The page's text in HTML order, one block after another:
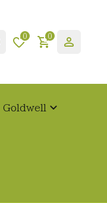
0 0
Goldwell